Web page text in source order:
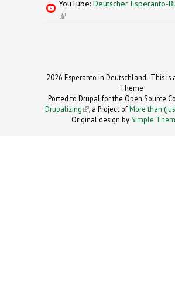
YouTube: Deutscher Esperanto-
(link is external)
2026 Esperanto in Deutschland- This is
Theme
Ported to Drupal for the Open Source
Drupalizing(link is external)
, a Project ofMore than
Original design by Simple